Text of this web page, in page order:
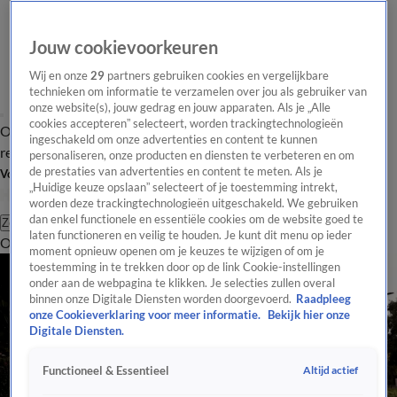
Overzicht Laatste nieuws Regionieuws Het beste van Hart
Tip de
redactie
Volg Hart van Nederland
Zoeken
OverzichtRegioUitzendingenWeerTip de redactiePanelVideo's
Jouw cookievoorkeuren
Wij en onze29 partners gebruiken cookies en vergelijkbare
technieken om informatie te verzamelen over jou als gebruiker van
onze website(s), jouw gedrag en jouw apparaten. Als je „Alle
cookies accepteren” selecteert, worden trackingtechnologieën
ingeschakeld om onze advertenties en content te kunnen
personaliseren, onze producten en diensten te verbeteren en om
de prestaties van advertenties en content te meten. Als je
„Huidige keuze opslaan” selecteert of je toestemming intrekt,
worden deze trackingtechnologieën uitgeschakeld. We gebruiken
dan enkel functionele en essentiële cookies om de website goed te
laten functioneren en veilig te houden. Je kunt dit menu op ieder
moment opnieuw openen om je keuzes te wijzigen of om je
toestemming in te trekken door op de link Cookie-instellingen
onder aan de webpagina te klikken. Je selecties zullen overal
binnen onze Digitale Diensten worden doorgevoerd. Raadpleeg
onze Cookieverklaring voor meer informatie.
Bekijk hier onze
Digitale Diensten.
Functioneel & Essentieel Altijd actief